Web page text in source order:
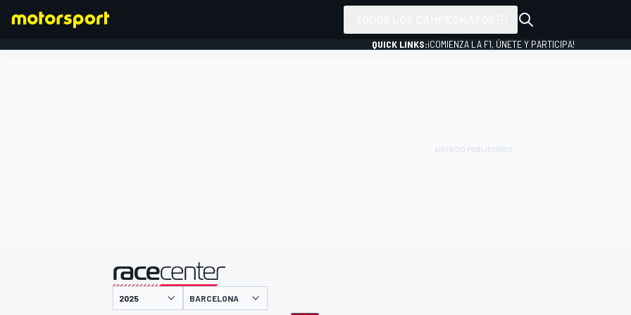
QUICK LINKS:¡COMIENZA LA F1, ÚNETE Y PARTICIPA!
presentado por
BARCELONA